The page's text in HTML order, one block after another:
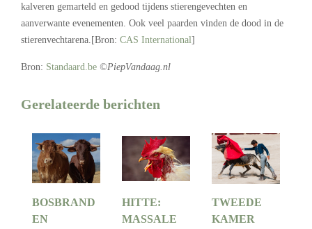
kalveren gemarteld en gedood tijdens stierengevechten en
aanverwante evenementen. Ook veel paarden vinden de dood in de
stierenvechtarena.[Bron: CAS International]
Bron: Standaard.be ©PiepVandaag.nl
Gerelateerde berichten
BOSBRAND
EN
HITTE:
MASSALE
TWEEDE
KAMER